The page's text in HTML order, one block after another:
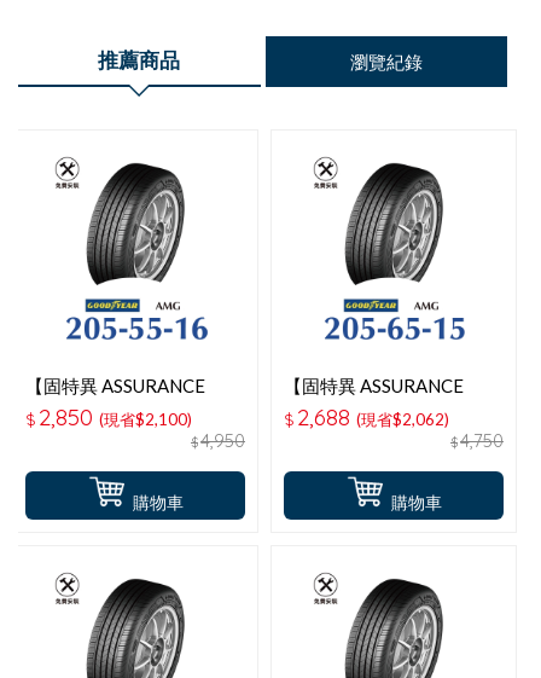
推薦商品 瀏覽紀錄
購物車
【固特異 ASSURANCE
MAXGUARD 】 205-55-
16操控性能輪胎
$ 2,850 (現省$2,100)
$4,950
購物車
【固特異 ASSURANCE
MAXGUARD 】 205-65-
15操控性能輪胎
$ 2,688 (現省$2,062)
$4,750